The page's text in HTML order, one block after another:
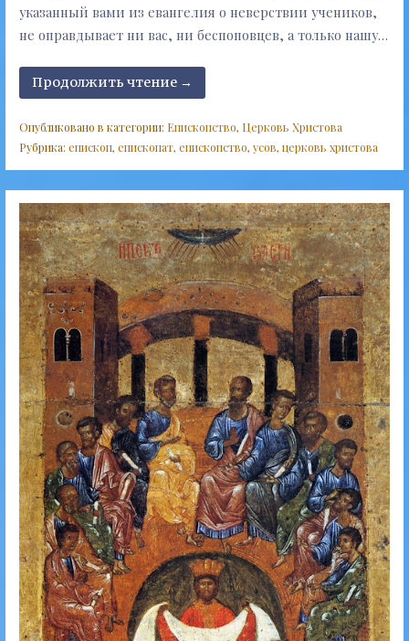
указанный вами из евангелия о неверствии учеников,
не оправдывает ни вас, ни беспоповцев, а только нашу…
Продолжить чтение →
Опубликовано в категории: Епископство, Церковь Христова
Рубрика: епископ, епископат, епископство, усов, церковь христова